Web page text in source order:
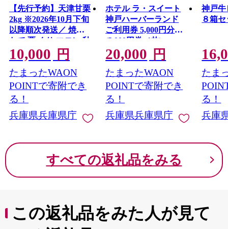
【先行予約】天津甘栗
2kg ※2026年10月下旬
以降順次発送／ 焼き
たて 栗 くり マロン 秋
おやつ 栗爪 殻付き お
菓子 おつまみ 人気 高
リピート 小分け 栗ご
飯 栗きんとん 甘露煮
こだわり 手軽 おため
し お試し
10,000 円
たまったWAON
POINTで寄附でき
る！
兵庫県兵庫県庁
ホテル ラ・スイート
神戸ハーバーランド
ご利用券 5,000円分
(5,000円券×1枚)
20,000 円
たまったWAON
POINTで寄附でき
る！
兵庫県兵庫県庁
神戸牛
８箱
たま
る！
兵庫
すべての返礼品をみる
この返礼品をみた人が見て